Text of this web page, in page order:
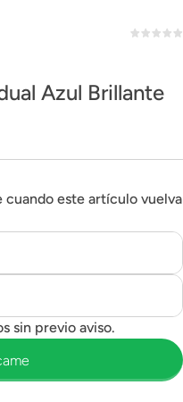
Azul Brillante
cuando este artículo vuelva